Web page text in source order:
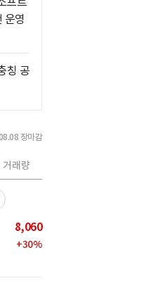
운영
칭 공
장마감
거래량
8,060
+30%